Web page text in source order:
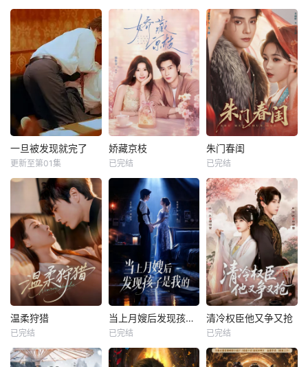
一旦被发现就完了
更新至第01集
娇藏京枝
已完结
朱门春闺
已完结
温柔狩猎
已完结
当上月嫂后发现孩子是我的
已完结
清冷权臣他又争又抢
已完结